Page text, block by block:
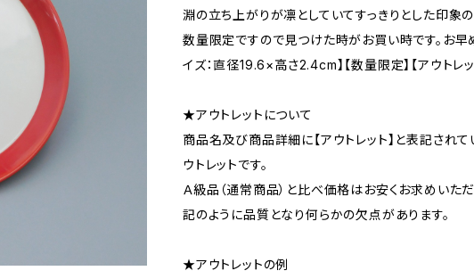
淵の立ち上がりが凛としていてすっきりとした印象の
数量限定ですので見つけた時がお買い時です。お早
イズ：直径19.6×高さ2.4cm】【数量限定】【アウトレッ
★アウトレットについて
商品名及び商品詳細に【アウトレット】と表記され
ウトレットです。
Ａ級品（通常商品）と比べ価格はお安くお求めいた
記のように品質となり何らかの欠点があります。
★アウトレットの例